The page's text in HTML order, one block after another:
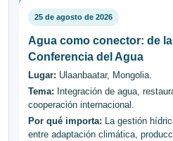
25 de agosto de 2026
Agua como conector: de la
Conferencia del Agua
Lugar: Ulaanbaatar, Mongolia.
Tema: Integración de agua,
cooperación internacional.
Por qué importa: La gestión
entre adaptación climática,